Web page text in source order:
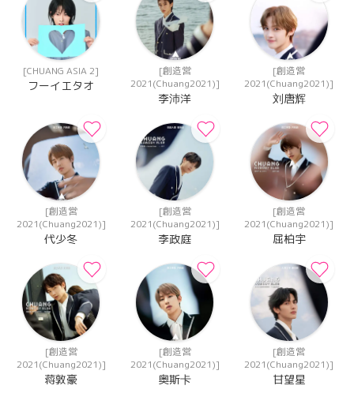
[CHUANG ASIA 2]
フーイエタオ
[創造営
2021(Chuang2021)]
李沛洋
[創造営
2021(Chuang2021)]
刘唐辉
[創造営
2021(Chuang2021)]
代少冬
[創造営
2021(Chuang2021)]
李政庭
[創造営
2021(Chuang2021)]
屈柏宇
[創造営
2021(Chuang2021)]
蒋敦豪
[創造営
2021(Chuang2021)]
奥斯卡
[創造営
2021(Chuang2021)]
甘望星